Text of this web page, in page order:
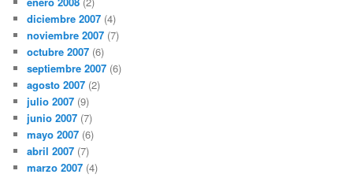
diciembre 2007 (4)
noviembre 2007 (7)
octubre 2007 (6)
septiembre 2007 (6)
agosto 2007 (2)
julio 2007 (9)
junio 2007 (7)
mayo 2007 (6)
abril 2007 (7)
marzo 2007 (4)